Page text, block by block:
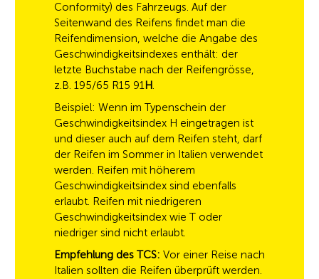
Conformity) des Fahrzeugs. Auf der
Seitenwand des Reifens findet man die
Reifendimension, welche die Angabe des
Geschwindigkeitsindexes enthält: der
letzte Buchstabe nach der Reifengrösse,
z.B. 195/65 R15 91H.
Beispiel: Wenn im Typenschein der
Geschwindigkeitsindex H eingetragen ist
und dieser auch auf dem Reifen steht, darf
der Reifen im Sommer in Italien verwendet
werden. Reifen mit höherem
Geschwindigkeitsindex sind ebenfalls
erlaubt. Reifen mit niedrigeren
Geschwindigkeitsindex wie T oder
niedriger sind nicht erlaubt.
Empfehlung des TCS: Vor einer Reise nach
Italien sollten die Reifen überprüft werden.